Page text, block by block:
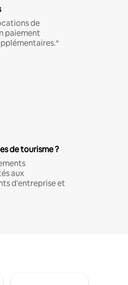
de
paiement
de tourisme ?
aux
d'entreprise et